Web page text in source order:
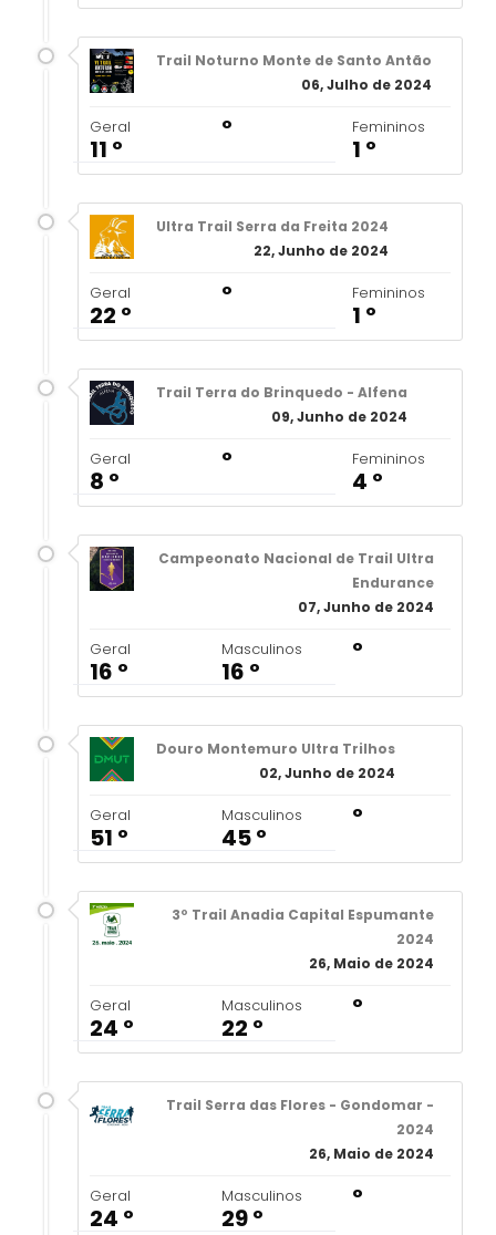
Trail Noturno Monte de Santo Antão
06, Julho de 2024
Geral
11 º
º Femininos
1 º
Ultra Trail Serra da Freita 2024
22, Junho de 2024
Geral
22 º
º Femininos
1 º
Trail Terra do Brinquedo - Alfena
09, Junho de 2024
Geral
8 º
º Femininos
4 º
Campeonato Nacional de Trail Ultra
Endurance
07, Junho de 2024
Geral
16 º
Masculinos
16 º
º
Douro Montemuro Ultra Trilhos
02, Junho de 2024
Geral
51 º
Masculinos
45 º
º
3º Trail Anadia Capital Espumante
2024
26, Maio de 2024
Geral
24 º
Masculinos
22 º
º
Trail Serra das Flores - Gondomar -
2024
26, Maio de 2024
Geral
24 º
Masculinos
29 º
º